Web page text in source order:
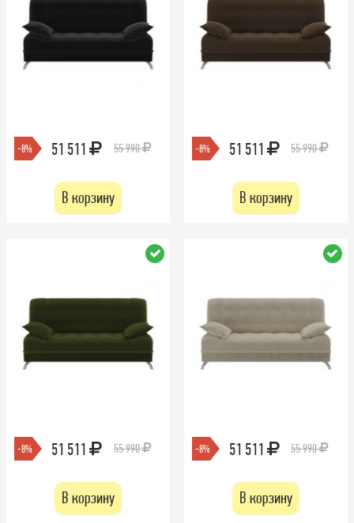
-8% 51 511 55 990
В корзину
-8% 51 511 55 990
В корзину
-8% 51 511 55 990
В корзину
-8% 51 511 55 990
В корзину